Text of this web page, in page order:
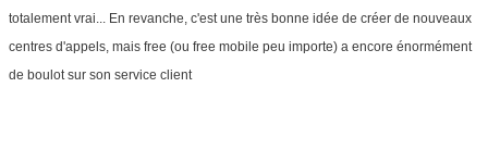
totalement vrai... En revanche, c'est une très bonne idée de créer de nouveaux
centres d'appels, mais free (ou free mobile peu importe) a encore énormément
de boulot sur son service client